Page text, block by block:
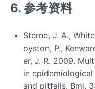
6. 参考资料
Sterne, J. A.,
oyston, P.,
er, J. R. 2009.
in
and pitfalls. Bmj,